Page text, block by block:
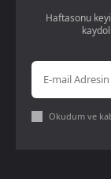
Haftasonu
Okudum ve